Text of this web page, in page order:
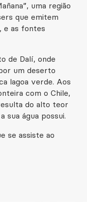
uma região
que emitem
e as fontes
de Dalí, onde
um deserto
lagoa verde. Aos
com o Chile,
do alto teor
sua água possui.
se assiste ao